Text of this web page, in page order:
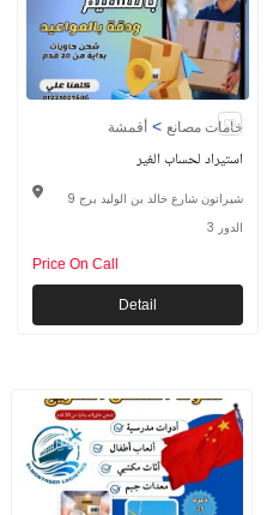
خامات مصانع > أقمشة
استيراد لحساب الغير
شيراتون شارع خالد بن الوليد برج 9
الدور 3
Price On Call
Detail